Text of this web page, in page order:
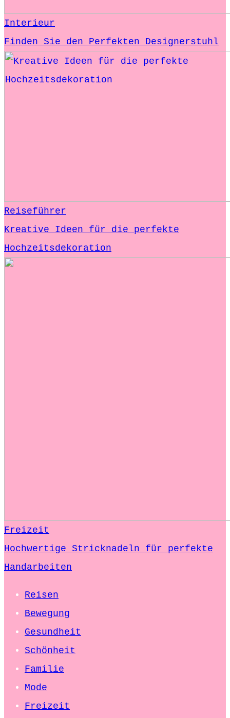
Interieur
Finden Sie den Perfekten Designerstuhl
Reiseführer
Kreative Ideen für die perfekte
Hochzeitsdekoration
Freizeit
Hochwertige Stricknadeln für perfekte
Handarbeiten
Reisen
Bewegung
Gesundheit
Schönheit
Familie
Mode
Freizeit